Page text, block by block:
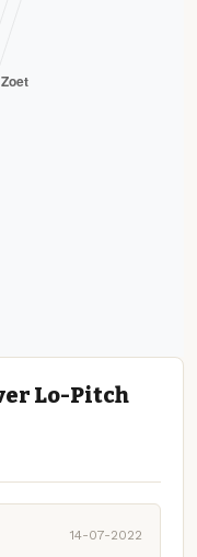
Lo-Pitch
14-07-2022